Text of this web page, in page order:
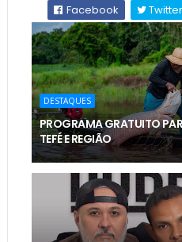
Facebook
Twitter
DESTAQUES
PROGRAMA GRATUITO
TEFÉ E REGIÃO